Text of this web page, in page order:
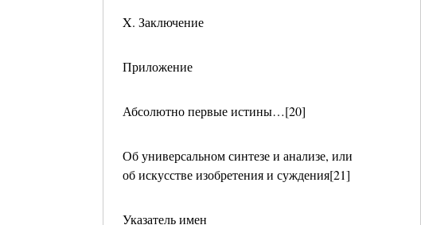
X. Заключение
Приложение
Абсолютно первые истины…[20]
Об универсальном синтезе и анализе, или
об искусстве изобретения и суждения[21]
Указатель имен